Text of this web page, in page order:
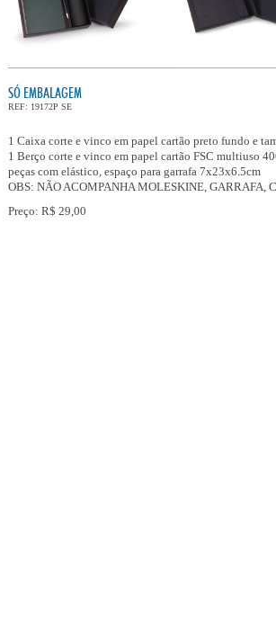
SÓ EMBALAGEM
REF: 19172P SE
1 Caixa corte e vinco em papel cartão preto fundo e
1 Berço corte e vinco em papel cartão FSC multiuso
peças com elástico, espaço para garrafa 7x23x6.5cm
OBS: NÃO ACOMPANHA MOLESKINE, GARRAFA,
Preço: R$ 29,00